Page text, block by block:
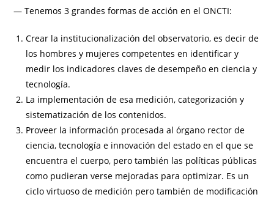
— Tenemos 3 grandes formas de acción en el ONCTI:
Crear la institucionalización del observatorio, es decir de
los hombres y mujeres competentes en identificar y
medir los indicadores claves de desempeño en ciencia y
tecnología.
La implementación de esa medición, categorización y
sistematización de los contenidos.
Proveer la información procesada al órgano rector de
ciencia, tecnología e innovación del estado en el que se
encuentra el cuerpo, pero también las políticas públicas
como pudieran verse mejoradas para optimizar. Es un
ciclo virtuoso de medición pero también de modificación